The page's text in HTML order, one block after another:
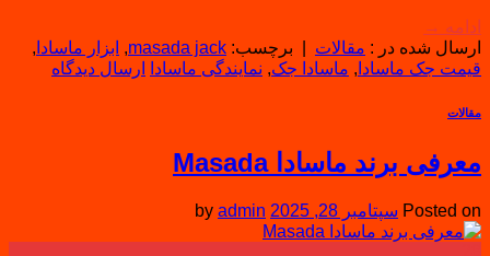
ادامه →
ارسال شده در : مقالات برچسب: masada jack
, ابزار ماسادا ,
قیمت جک ماسادا , ماسادا جک, نمایندگی ماسادا ارسال دیدگاه
مقالات
معرفی برند ماسادا Masada
Posted on سپتامبر 28, 2025 by admin